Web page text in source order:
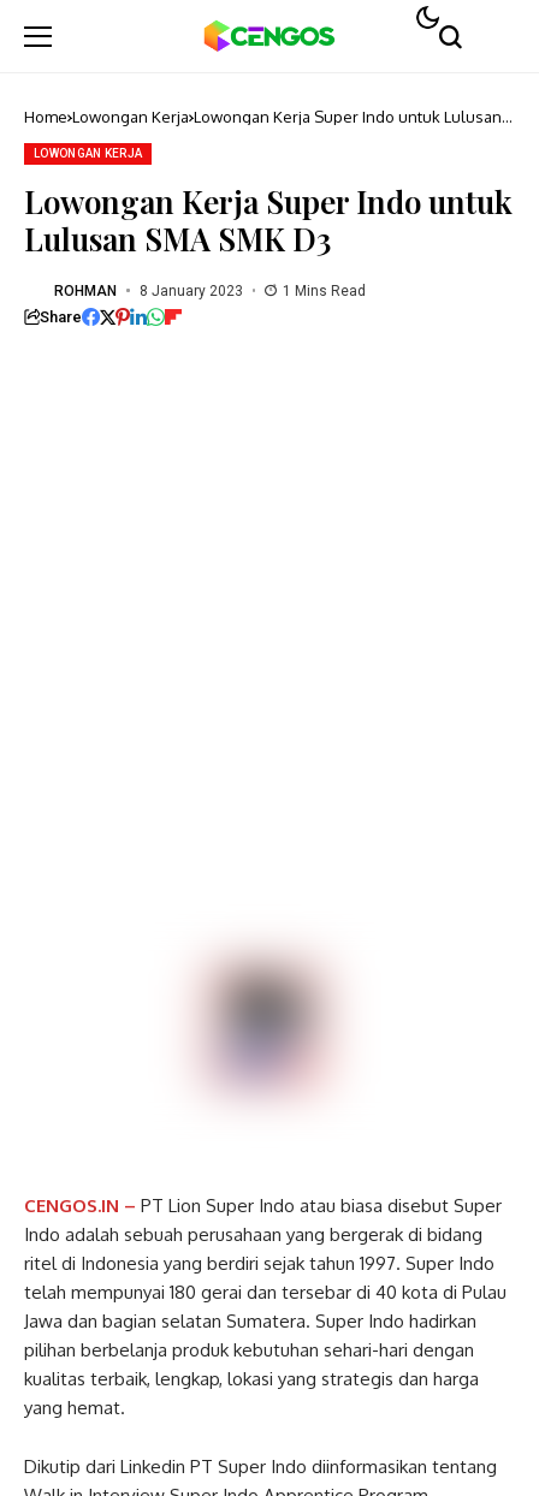
Home Lowongan Kerja Lowongan Kerja Super Indo untuk Lulusan
LOWONGAN KERJA
Lowongan Kerja Super Indo untuk
Lulusan SMA SMK D3
ROHMAN 8 January 2023 1 Mins Read
Share
CENGOS.IN – PT Lion Super Indo atau biasa disebut Super
Indo adalah sebuah perusahaan yang bergerak di bidang
ritel di Indonesia yang berdiri sejak tahun 1997. Super Indo
telah mempunyai 180 gerai dan tersebar di 40 kota di Pulau
Jawa dan bagian selatan Sumatera. Super Indo hadirkan
pilihan berbelanja produk kebutuhan sehari-hari dengan
kualitas terbaik, lengkap, lokasi yang strategis dan harga
yang hemat.
Dikutip dari Linkedin PT Super Indo diinformasikan tentang